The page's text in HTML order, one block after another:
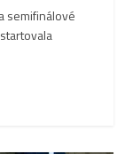
semifinálové